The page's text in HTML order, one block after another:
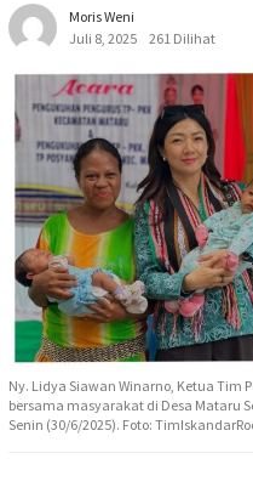
Moris Weni
Juli 8, 2025
261 Dilihat
Ny. Lidya Siawan Winarno, Ketua Tim
bersama masyarakat di Desa Mataru
Senin (30/6/2025). Foto: